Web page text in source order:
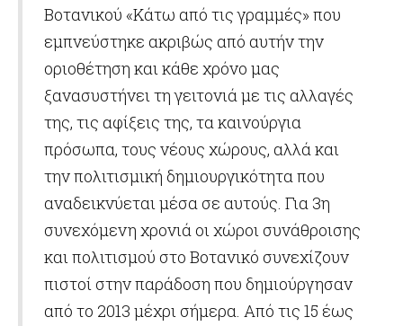
Βοτανικού «Κάτω από τις γραμμές» που
εμπνεύστηκε ακριβώς από αυτήν την
οριοθέτηση και κάθε χρόνο μας
ξανασυστήνει τη γειτονιά με τις αλλαγές
της, τις αφίξεις της, τα καινούργια
πρόσωπα, τους νέους χώρους, αλλά και
την πολιτισμική δημιουργικότητα που
αναδεικνύεται μέσα σε αυτούς. Για 3η
συνεχόμενη χρονιά οι χώροι συνάθροισης
και πολιτισμού στο Βοτανικό συνεχίζουν
πιστοί στην παράδοση που δημιούργησαν
από το 2013 μέχρι σήμερα. Από τις 15 έως